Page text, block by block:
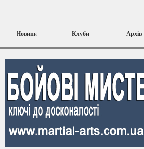
Новини Клуби Архів